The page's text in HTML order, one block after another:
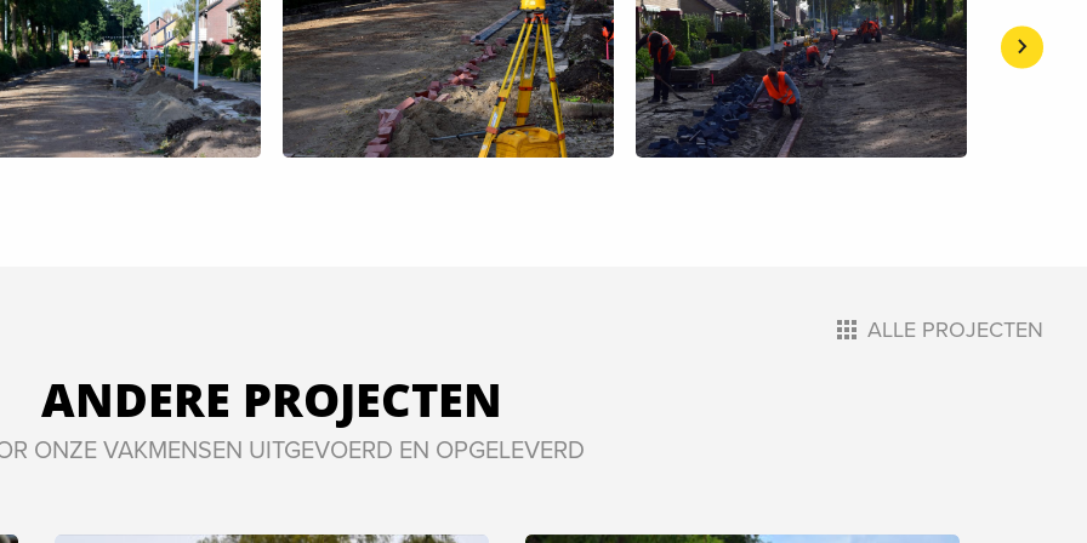
ANDERE PROJECTEN
ONZE VAKMENSEN UITGEVOERD EN OPGELEVERD
ALLE PROJECTEN